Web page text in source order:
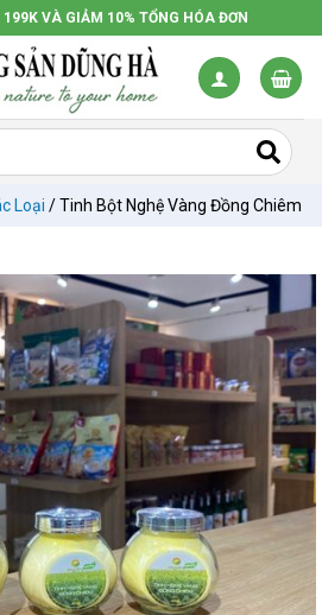
199K VÀ GIẢM 10% TỔNG HÓA ĐƠN
Loại /Tinh Bột Nghệ Vàng Đồng Chiêm